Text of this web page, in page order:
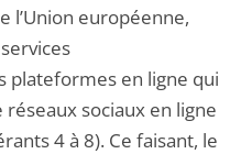
l’Union européenne,
plateformes en ligne qui
sociaux en ligne
4 à 8). Ce faisant, le